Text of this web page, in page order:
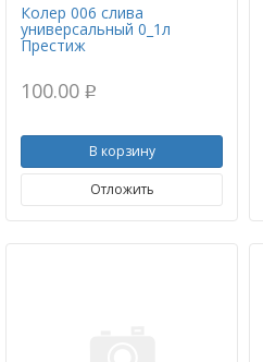
Колер 006 слива
универсальный 0_1л
Престиж
100.00 p
В корзину
Отложить